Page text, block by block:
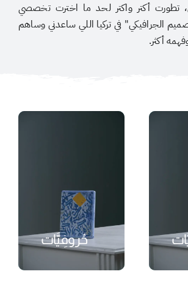
تطورت أكتر واكتر لحد ما اخترت تخصصي
الجرافيكي" في تركيا اللي ساعدني وساهم
أكثر.
₺
حُروفِيَّات
₺